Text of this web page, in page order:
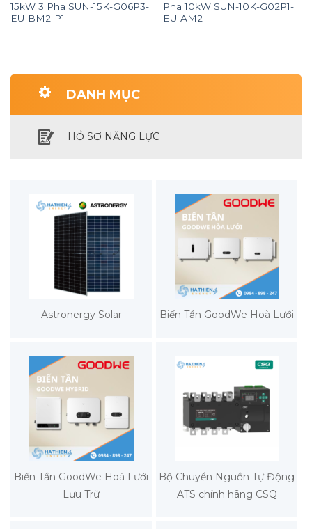
15kW 3 Pha SUN-15K-G06P3-
EU-BM2-P1
Pha 10kW SUN-10K-G02P1-
EU-AM2
DANH MỤC
HỒ SƠ NĂNG LỰC
Astronergy Solar Biến Tần GoodWe Hoà Lưới
Biến Tần GoodWe Hoà Lưới
Lưu Trữ
Bộ Chuyển Nguồn Tự Động
ATS chính hãng CSQ